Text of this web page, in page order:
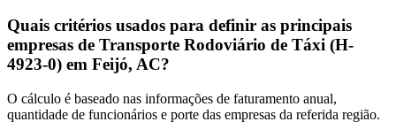
Quais critérios usados para definir as principais
empresas de Transporte Rodoviário de Táxi (H-
4923-0) em Feijó, AC?
O cálculo é baseado nas informações de faturamento anual,
quantidade de funcionários e porte das empresas da referida região.